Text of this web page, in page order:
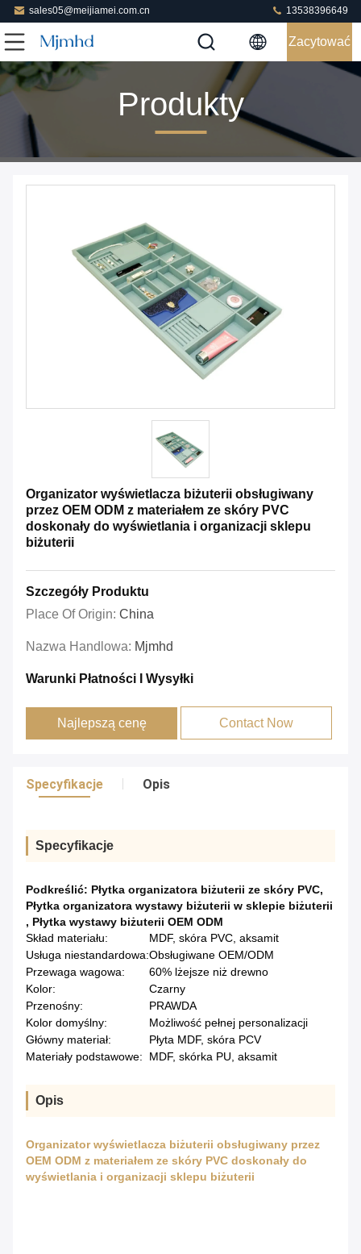
sales05@meijiamei.com.cn 13538396649
Zacytować
Produkty
Organizator wyświetlacza biżuterii obsługiwany
przez OEM ODM z materiałem ze skóry PVC
doskonały do wyświetlania i organizacji sklepu
biżuterii
Szczegóły Produktu
Place Of Origin: China
Nazwa Handlowa: Mjmhd
Warunki Płatności I Wysyłki
Najlepszą cenę Contact Now
Specyfikacje Opis
Specyfikacje
Podkreślić: Płytka organizatora biżuterii ze skóry PVC,
Płytka organizatora wystawy biżuterii w sklepie biżuterii
, Płytka wystawy biżuterii OEM ODM
Skład materiału:
MDF, skóra PVC, aksamit
Usługa niestandardowa:Obsługiwane OEM/ODM
Przewaga wagowa:
60% lżejsze niż drewno
Kolor:
Czarny
Przenośny:
PRAWDA
Kolor domyślny:
Możliwość pełnej personalizacji
Główny materiał:
Płyta MDF, skóra PCV
Materiały podstawowe:
MDF, skórka PU, aksamit
Opis
Organizator wyświetlacza biżuterii obsługiwany przez
OEM ODM z materiałem ze skóry PVC doskonały do
wyświetlania i organizacji sklepu biżuterii